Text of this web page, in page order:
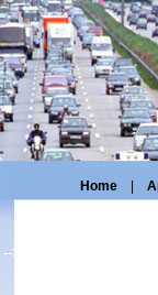
Home |
-->